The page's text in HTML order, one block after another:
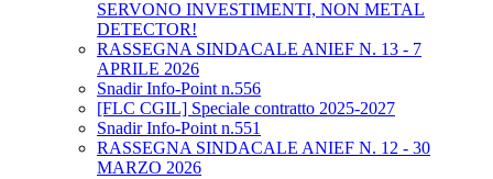
SERVONO INVESTIMENTI, NON METAL
DETECTOR!
RASSEGNA SINDACALE ANIEF N. 13 - 7
APRILE 2026
Snadir Info-Point n.556
[FLC CGIL] Speciale contratto 2025-2027
Snadir Info-Point n.551
RASSEGNA SINDACALE ANIEF N. 12 - 30
MARZO 2026